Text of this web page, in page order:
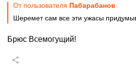
От пользователя Пабарабанов
Шеремет сам все эти ужасы
Брюс Всемогущий!